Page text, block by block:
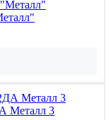
Металл 3